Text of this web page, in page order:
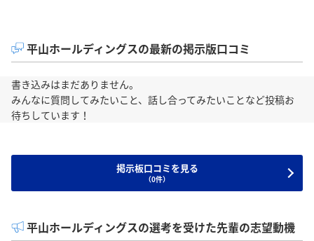
平山ホールディングスの最新の掲示版口コミ
書き込みはまだありません。
みんなに質問してみたいこと、話し合ってみたいことなど投稿お
待ちしています！
掲示板口コミを見る
（0件）
平山ホールディングスの選考を受けた先輩の志望動機